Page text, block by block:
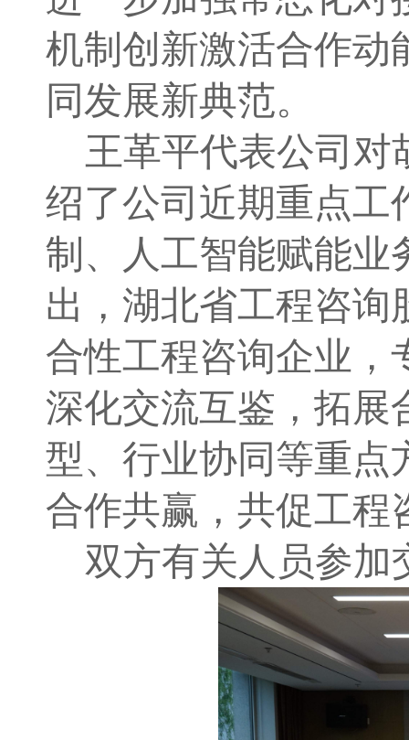
机制创新激活合作动
同发展新典范。
王革平代表公司对
绍了公司 近期重点工
制、人工智能赋能业
出 ，湖北省工程咨
合性工程咨询企业，
深化交流互鉴，拓展
型、行业协同等重点
合作共赢，共促工程
双方有关人员参加